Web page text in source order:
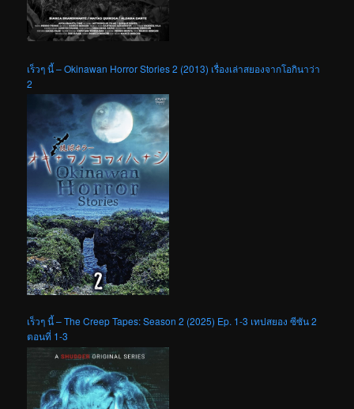
เร็วๆ นี้ – Okinawan Horror Stories 2 (2013) เรื่องเล่าสยองจากโอกินาว่า
2
เร็วๆ นี้ – The Creep Tapes: Season 2 (2025) Ep. 1-3 เทปสยอง ซีซัน 2
ตอนที่ 1-3